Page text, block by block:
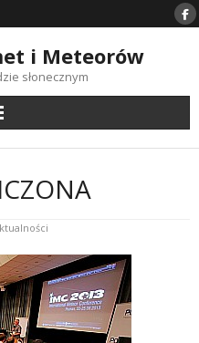
i Meteorów
słonecznym